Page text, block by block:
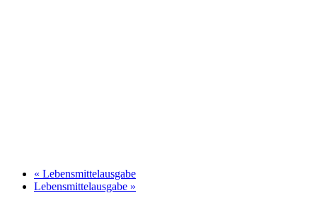
« Lebensmittelausgabe
Lebensmittelausgabe »